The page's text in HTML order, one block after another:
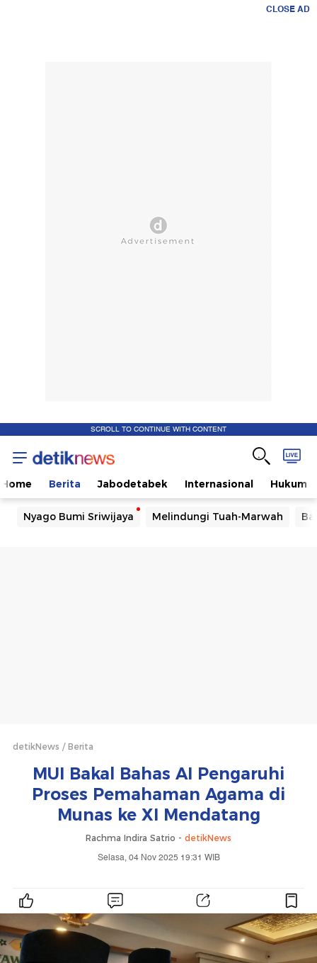
CLOSE AD
SCROLL TO CONTINUE WITH CONTENT
Home Berita Jabodetabek Internasional Hukum
Nyago Bumi Sriwijaya Melindungi Tuah-Marwah
detikNews Berita
MUI Bakal Bahas AI Pengaruhi
Proses Pemahaman Agama di
Munas ke XI Mendatang
Rachma Indira Satrio - detikNews
Selasa, 04 Nov 2025 19:31 WIB